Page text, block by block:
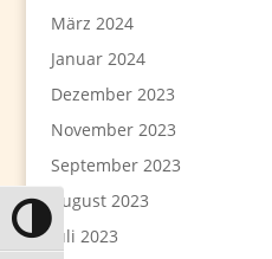
Umschalten auf hohe Kontraste
März 2024
Januar 2024
Dezember 2023
November 2023
September 2023
August 2023
Juli 2023